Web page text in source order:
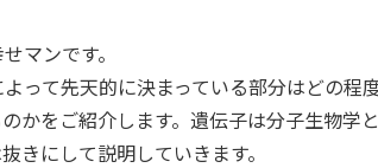
マンです。
って先天的に決まっている部分はどの
かをご紹介します。遺伝子は分子生物
きにして説明していきます。